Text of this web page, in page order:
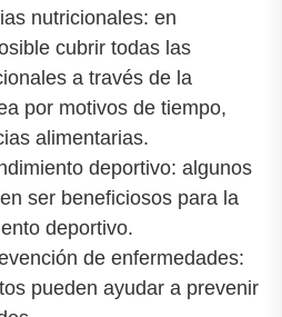
nutricionales: en
cubrir todas las
a través de la
por motivos de tiempo,
alimentarias.
deportivo: algunos
ser beneficiosos para la
deportivo.
de enfermedades:
pueden ayudar a prevenir